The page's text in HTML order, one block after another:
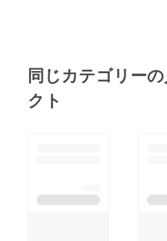
同じカテゴリー
クト